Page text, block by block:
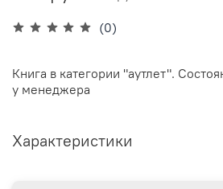
(0)
Книга в категории "аутлет".
у менеджера
Характеристики